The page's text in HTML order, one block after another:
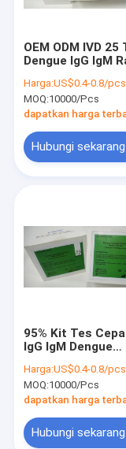
OEM ODM IVD 25
Dengue IgG IgM
Harga:US$0.4-0.8/pcs
MOQ:10000/Pcs
dapatkan harga
Hubungi sekarang
95% Kit Tes
IgG IgM Dengue
Harga:US$0.4-0.8/pcs
MOQ:10000/Pcs
dapatkan harga
Hubungi sekarang